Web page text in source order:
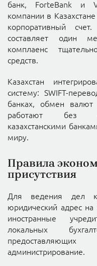
банк, ForteBank и
компании в
корпоративный
составляет один
комплаенс
средств.
Казахстан
систему: SWIFT-
банках, обмен
работают без
казахстанскими
миру.
Правила
присутствия
Для ведения дел
юридический адрес на
иностранные
локальных
администрирование.